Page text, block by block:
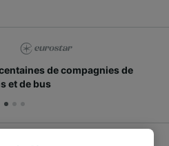
de compagnies de
et de bus